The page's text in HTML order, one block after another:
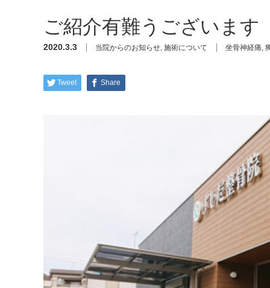
ご紹介有難うございます
2020.3.3 当院からのお知らせ, 施術について 坐骨神経痛,
Tweet Share